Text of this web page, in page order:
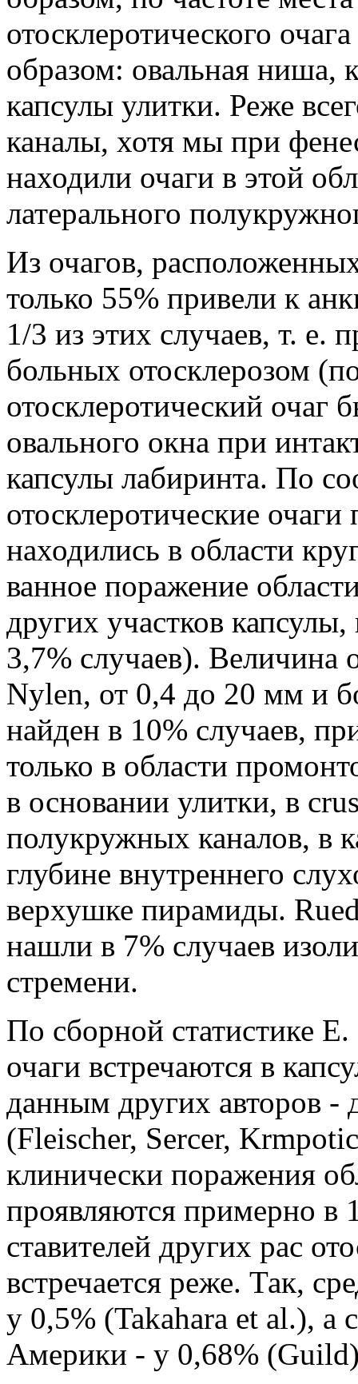
отосклеротического
об­разом: овальная ниша,
капсулы улит­ки. Реже
каналы, хотя мы при
на­ходили очаги в этой
латерального
Из очагов,
только 55% привели к
1/3 из этих случаев, т. е.
больных отосклерозом
отосклеротический очаг
овального окна при
капсулы лабиринта. По
отосклеротические
находились в обла­сти
ванное поражение
других уча­стков
3,7% случаев). Вели­чина
Nylen, от 0,4 до 20 мм и
найден в 10% случаев,
только в области
в основании улитки, в
полукруж­ных каналов, в
глубине внутреннего
верхушке пирамиды.
нашли в 7% случаев
стремени.
По сборной статистике
очаги встречают­ся в
данным других авторов -
(Fleischer, Sercer,
клинически поражения
проявляются при­мерно в
ставителей других рас
встречается реже. Так,
у 0,5% (Takahara et al.), a
Америки - у 0,68%